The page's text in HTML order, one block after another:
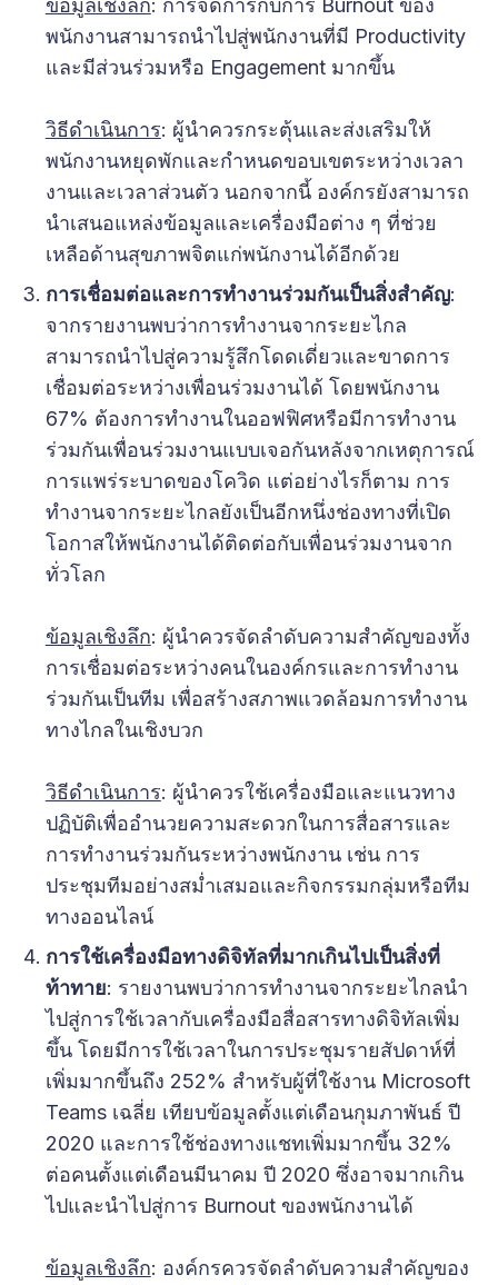
ข้อมูลเชิงลึก: การจัดการกับการ Burnout ของ
พนักงานสามารถนำไปสู่พนักงานที่มี Productivity
และมีส่วนร่วมหรือ Engagement มากขึ้น
วิธีดำเนินการ: ผู้นำควรกระตุ้นและส่งเสริมให้
พนักงานหยุดพักและกำหนดขอบเขตระหว่างเวลา
งานและเวลาส่วนตัว นอกจากนี้ องค์กรยังสามารถ
นำเสนอแหล่งข้อมูลและเครื่องมือต่าง ๆ ที่ช่วย
เหลือด้านสุขภาพจิตแก่พนักงานได้อีกด้วย
การเชื่อมต่อและการทำงานร่วมกันเป็นสิ่งสำคัญ:
จากรายงานพบว่าการทำงานจากระยะไกล
สามารถนำไปสู่ความรู้สึกโดดเดี่ยวและขาดการ
เชื่อมต่อระหว่างเพื่อนร่วมงานได้ โดยพนักงาน
67% ต้องการทำงานในออฟฟิศหรือมีการทำงาน
ร่วมกันเพื่อนร่วมงานแบบเจอกันหลังจากเหตุการณ์
การแพร่ระบาดของโควิด แต่อย่างไรก็ตาม การ
ทำงานจากระยะไกลยังเป็นอีกหนึ่งช่องทางที่เปิด
โอกาสให้พนักงานได้ติดต่อกับเพื่อนร่วมงานจาก
ทั่วโลก
ข้อมูลเชิงลึก: ผู้นำควรจัดลำดับความสำคัญของทั้ง
การเชื่อมต่อระหว่างคนในองค์กรและการทำงาน
ร่วมกันเป็นทีม เพื่อสร้างสภาพแวดล้อมการทำงาน
ทางไกลในเชิงบวก
วิธีดำเนินการ: ผู้นำควรใช้เครื่องมือและแนวทาง
ปฏิบัติเพื่ออำนวยความสะดวกในการสื่อสารและ
การทำงานร่วมกันระหว่างพนักงาน เช่น การ
ประชุมทีมอย่างสม่ำเสมอและกิจกรรมกลุ่มหรือทีม
ทางออนไลน์
การใช้เครื่องมือทางดิจิทัลที่มากเกินไปเป็นสิ่งที่
ท้าทาย: รายงานพบว่าการทำงานจากระยะไกลนำ
ไปสู่การใช้เวลากับเครื่องมือสื่อสารทางดิจิทัลเพิ่ม
ขึ้น โดยมีการใช้เวลาในการประชุมรายสัปดาห์ที่
เพิ่มมากขึ้นถึง 252% สำหรับผู้ที่ใช้งาน Microsoft
Teams เฉลี่ย เทียบข้อมูลตั้งแต่เดือนกุมภาพันธ์ ปี
2020 และการใช้ช่องทางแชทเพิ่มมากขึ้น 32%
ต่อคนตั้งแต่เดือนมีนาคม ปี 2020 ซึ่งอาจมากเกิน
ไปและนำไปสู่การ Burnout ของพนักงานได้
ข้อมูลเชิงลึก: องค์กรควรจัดลำดับความสำคัญของ